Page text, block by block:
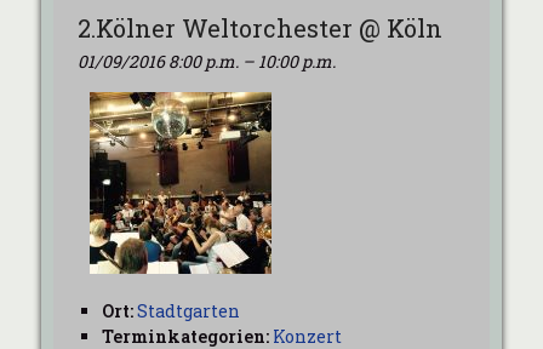
2.Kölner Weltorchester @ Köln
01/09/2016 8:00 p.m. – 10:00 p.m.
Ort:Stadtgarten
Terminkategorien: Konzert